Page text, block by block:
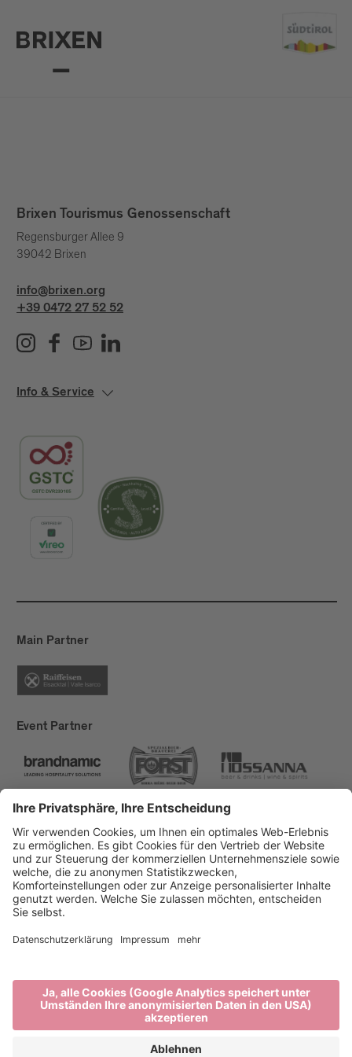
Brixen Tourismus Genossenschaft
Regensburger Allee 9
39042 Brixen
info@brixen.org
+39 0472 27 52 52
Info & Service
Main Partner
Event Partner
Brixen Tourismus
Privacy
Impressum
Förderungen
produced by